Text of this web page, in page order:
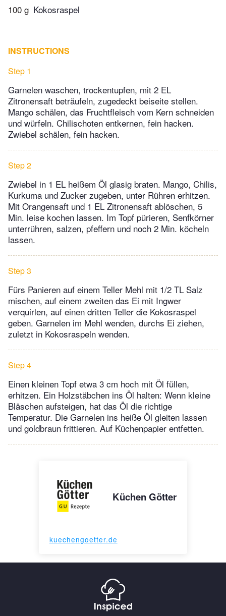
100 g Kokosraspel
INSTRUCTIONS
Step 1
Garnelen waschen, trockentupfen, mit 2 EL
Zitronensaft beträufeln, zugedeckt beiseite stellen.
Mango schälen, das Fruchtfleisch vom Kern schneiden
und würfeln. Chilischoten entkernen, fein hacken.
Zwiebel schälen, fein hacken.
Step 2
Zwiebel in 1 EL heißem Öl glasig braten. Mango, Chilis,
Kurkuma und Zucker zugeben, unter Rühren erhitzen.
Mit Orangensaft und 1 EL Zitronensaft ablöschen, 5
Min. leise kochen lassen. Im Topf pürieren, Senfkörner
unterrühren, salzen, pfeffern und noch 2 Min. köcheln
lassen.
Step 3
Fürs Panieren auf einem Teller Mehl mit 1/2 TL Salz
mischen, auf einem zweiten das Ei mit Ingwer
verquirlen, auf einen dritten Teller die Kokosraspel
geben. Garnelen im Mehl wenden, durchs Ei ziehen,
zuletzt in Kokosraspeln wenden.
Step 4
Einen kleinen Topf etwa 3 cm hoch mit Öl füllen,
erhitzen. Ein Holzstäbchen ins Öl halten: Wenn kleine
Bläschen aufsteigen, hat das Öl die richtige
Temperatur. Die Garnelen ins heiße Öl gleiten lassen
und goldbraun frittieren. Auf Küchenpapier entfetten.
Küchen Götter
kuechengoetter.de